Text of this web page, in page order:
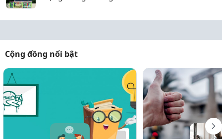
Cộng đồng nổi bật